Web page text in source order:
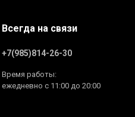
Всегда на связи
+7(985)814-26-30
Время работы:
ежедневно с 11:00 до 20:00